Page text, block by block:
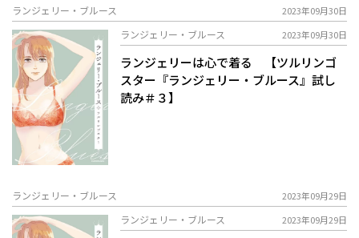
ランジェリー・ブルース 2023年09月30日
ランジェリー・ブルース 2023年09月30日
ランジェリーは心で着る 【ツルリンゴ
スター『ランジェリー・ブルース』試し
読み＃３】
ランジェリー・ブルース 2023年09月29日
ランジェリー・ブルース 2023年09月29日